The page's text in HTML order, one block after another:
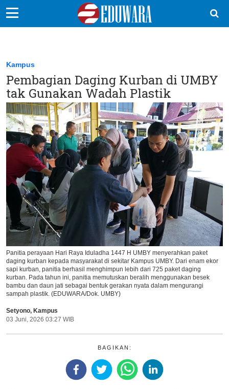
Sekolah Kita
Vokasi
Kampus
Idea
Sains
EduDana
Ikuti Kami di:
Kampus
Pembagian Daging Kurban di UMBY
tak Gunakan Wadah Plastik
Panitia perayaan Hari Raya Iduladha 1447 H UMBY menyerahkan paket
daging kurban kepada masyarakat di sekitar Kampus UMBY. Dari enam ekor
sapi kurban, panitia berhasil menghimpun lebih dari 725 paket daging
kurban. Pada tahun ini, panitia memutuskan beralih menggunakan besek
bambu dan daun jati sebagai bentuk gerakan nyata dalam mengurangi
sampah plastik. (EDUWARA/Dok. UMBY)
Setyono, Kampus
03 Juni, 2026 03:27 WIB
BAGIKAN: